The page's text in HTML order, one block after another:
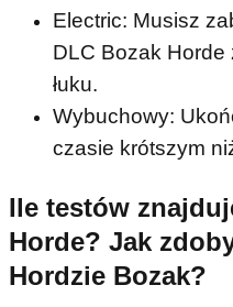
Electric: Musisz
DLC Bozak Horde
łuku.
Wybuchowy:
czasie krótszym
Ile testów
Horde? Jak
Hordzie Bozak?